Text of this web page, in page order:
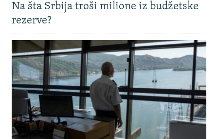
Na šta Srbija troši milione iz budžetske
rezerve?